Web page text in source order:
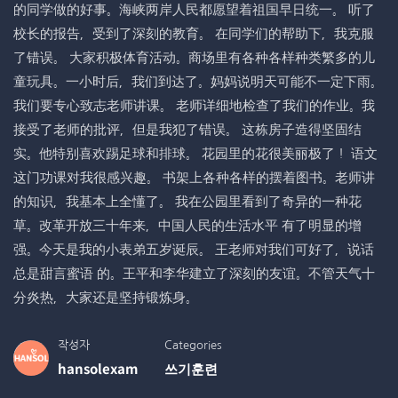
的同学做的好事。海峡两岸人民都愿望着祖国早日统一。 听了
校长的报告，受到了深刻的教育。 在同学们的帮助下，我克服
了错误。 大家积极体育活动。商场里有各种各样种类繁多的儿
童玩具。一小时后，我们到达了。妈妈说明天可能不一定下雨。
我们要专心致志老师讲课。 老师详细地检查了我们的作业。我
接受了老师的批评，但是我犯了错误。 这栋房子造得坚固结
实。他特别喜欢踢足球和排球。 花园里的花很美丽极了！ 语文
这门功课对我很感兴趣。 书架上各种各样的摆着图书。老师讲
的知识，我基本上全懂了。 我在公园里看到了奇异的一种花
草。改革开放三十年来，中国人民的生活水平 有了明显的增
强。今天是我的小表弟五岁诞辰。 王老师对我们可好了，说话
总是甜言蜜语 的。王平和李华建立了深刻的友谊。不管天气十
分炎热，大家还是坚持锻炼身。
작성자
hansolexam
Categories
쓰기훈련